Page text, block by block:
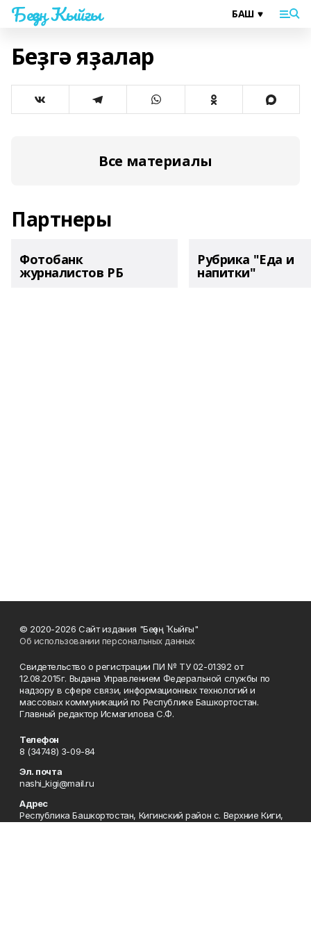
Беҙҙең Ҡыйғы
Беҙгә яҙалар
Все материалы
Партнеры
Фотобанк
журналистов РБ
Рубрика "Еда и
напитки"
© 2020-2026 Сайт издания "Беҙҙең Ҡыйғы"
Об использовании персональных данных
Свидетельство о регистрации ПИ № ТУ 02-01392 от
12.08.2015г. Выдана Управлением Федеральной службы по
надзору в сфере связи, информационных технологий и
массовых коммуникаций по Республике Башкортостан.
Главный редактор Исмагилова С.Ф.
Телефон
8 (34748) 3-09-84
Эл. почта
nashi_kigi@mail.ru
Адрес
Республика Башкортостан, Кигинский район с. Верхние Киги,